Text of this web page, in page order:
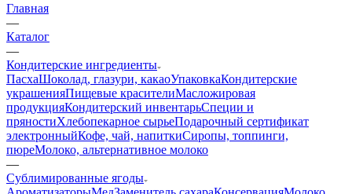
Главная
—
Каталог
—
Кондитерские ингредиенты
ПасхаШоколад, глазури, какаоУпаковкаКондитерские
украшенияПищевые красителиМасложировая
продукцияКондитерский инвентарьСпеции и
пряностиХлебопекарное сырьеПодарочный сертификат
электронныйКофе, чай, напиткиСиропы, топпинги,
пюреМолоко, альтернативное молоко
—
Сублимированные ягоды